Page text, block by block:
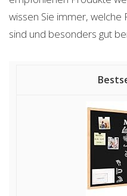
wissen Sie immer,
sind und besonders gut